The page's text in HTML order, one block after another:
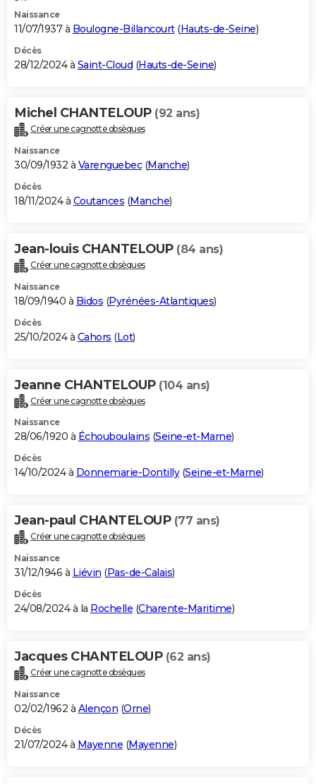
Naissance
11/07/1937 à Boulogne-Billancourt(Hauts-de-Seine)
Décès
28/12/2024 à Saint-Cloud (Hauts-de-Seine)
Michel CHANTELOUP (92 ans)
Créer une cagnotte obsèques
Naissance
30/09/1932 à Varenguebec(Manche)
Décès
18/11/2024 à Coutances (Manche)
Jean-louis CHANTELOUP (84 ans)
Créer une cagnotte obsèques
Naissance
18/09/1940 à Bidos (Pyrénées-Atlantiques)
Décès
25/10/2024 à Cahors (Lot)
Jeanne CHANTELOUP (104 ans)
Créer une cagnotte obsèques
Naissance
28/06/1920 à Échouboulains (Seine-et-Marne)
Décès
14/10/2024 à Donnemarie-Dontilly(Seine-et-Marne)
Jean-paul CHANTELOUP (77 ans)
Créer une cagnotte obsèques
Naissance
31/12/1946 à Liévin (Pas-de-Calais)
Décès
24/08/2024 à la Rochelle (Charente-Maritime)
Jacques CHANTELOUP (62 ans)
Créer une cagnotte obsèques
Naissance
02/02/1962 à Alençon (Orne)
Décès
21/07/2024 à Mayenne (Mayenne)